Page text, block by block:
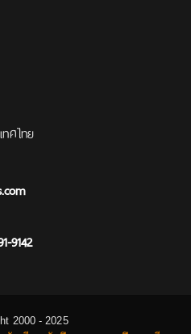
ศไทย
9142
2000 - 2025